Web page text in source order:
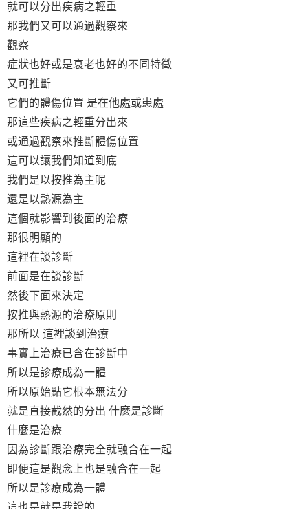
就可以分出疾病之輕重
那我們又可以通過觀察來
觀察
症狀也好或是衰老也好的不同特徵
又可推斷
它們的體傷位置 是在他處或患處
那這些疾病之輕重分出來
或通過觀察來推斷體傷位置
這可以讓我們知道到底
我們是以按推為主呢
還是以熱源為主
這個就影響到後面的治療
那很明顯的
這裡在談診斷
前面是在談診斷
然後下面來決定
按推與熱源的治療原則
那所以 這裡談到治療
事實上治療已含在診斷中
所以是診療成為一體
所以原始點它根本無法分
就是直接截然的分出 什麼是診斷
什麼是治療
因為診斷跟治療完全就融合在一起
即便這是觀念上也是融合在一起
所以是診療成為一體